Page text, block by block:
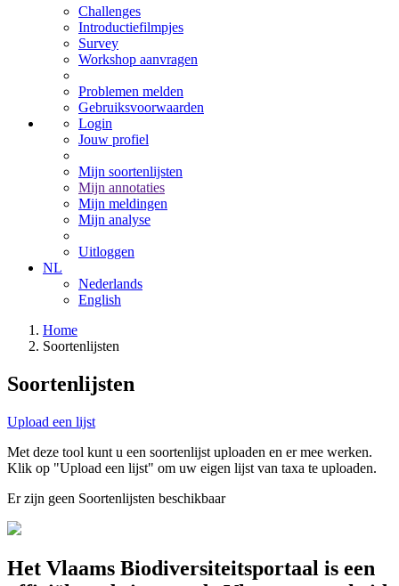
Challenges
Introductiefilmpjes
Survey
Workshop aanvragen
Problemen melden
Gebruiksvoorwaarden
Login
Jouw profiel
Mijn soortenlijsten
Mijn annotaties
Mijn meldingen
Mijn analyse
Uitloggen
NL
Nederlands
English
Home
Soortenlijsten
Soortenlijsten
Upload een lijst
Met deze tool kunt u een soortenlijst uploaden en er mee werken.
Klik op "Upload een lijst" om uw eigen lijst van taxa te uploaden.
Er zijn geen Soortenlijsten beschikbaar
Het Vlaams Biodiversiteitsportaal is een